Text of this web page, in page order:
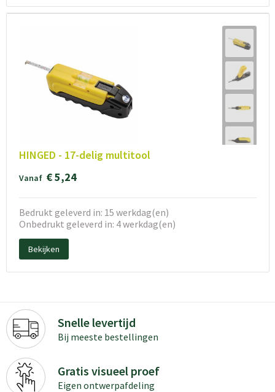
HINGED - 17-delig multitool
Vanaf € 5,24
Bedrukt geleverd in: 15 werkdag(en)
Onbedrukt geleverd in: 4 werkdag(en)
Bekijken
Snelle levertijd
Bij meeste bestellingen
Gratis visueel proef
Eigen ontwerpafdeling